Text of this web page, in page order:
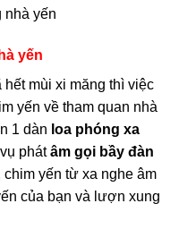
nhà yến
yến
mùi xi măng thì việc
yến về tham quan nhà
1 dàn loa phóng xa
phátâm gọi bầy đàn
yến từ xa nghe âm
của bạn và lượn xung